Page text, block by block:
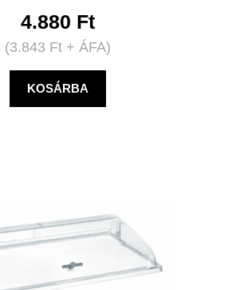
4.880 Ft
(3.843 Ft+ ÁFA)
KOSÁRBA